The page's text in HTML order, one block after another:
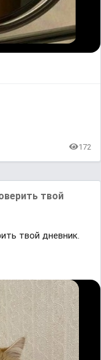
172
твой
твой дневник.